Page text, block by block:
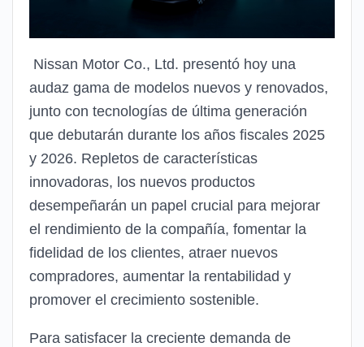
Nissan Motor Co., Ltd. presentó hoy una
audaz gama de modelos nuevos y renovados,
junto con tecnologías de última generación
que debutarán durante los años fiscales 2025
y 2026. Repletos de características
innovadoras, los nuevos productos
desempeñarán un papel crucial para mejorar
el rendimiento de la compañía, fomentar la
fidelidad de los clientes, atraer nuevos
compradores, aumentar la rentabilidad y
promover el crecimiento sostenible.
Para satisfacer la creciente demanda de